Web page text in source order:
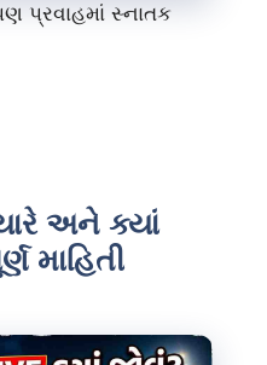
પ્રવાહમાં સ્નાતક
અને ક્યાં
માહિતી